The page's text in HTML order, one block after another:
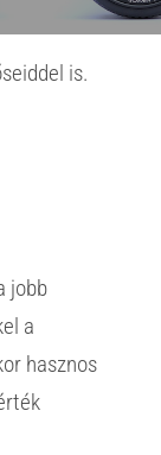
is.
jobb
a
hasznos